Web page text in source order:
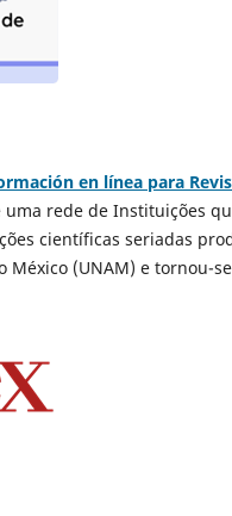
en línea para
uma rede de Instituições
científicas seriadas
México (UNAM) e tornou-